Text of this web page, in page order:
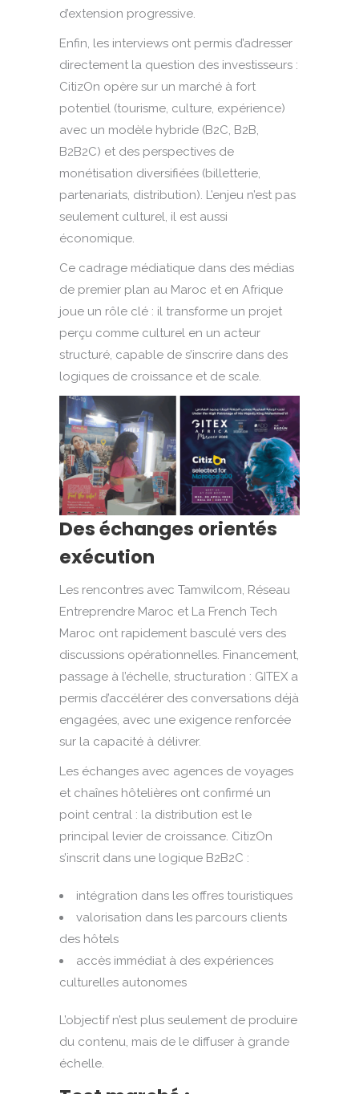
d’extension progressive.
Enfin, les interviews ont permis d’adresser
directement la question des investisseurs :
CitizOn opère sur un marché à fort
potentiel (tourisme, culture, expérience)
avec un modèle hybride (B2C, B2B,
B2B2C) et des perspectives de
monétisation diversifiées (billetterie,
partenariats, distribution). L’enjeu n’est pas
seulement culturel, il est aussi
économique.
Ce cadrage médiatique dans des médias
de premier plan au Maroc et en Afrique
joue un rôle clé : il transforme un projet
perçu comme culturel en un acteur
structuré, capable de s’inscrire dans des
logiques de croissance et de scale.
Des échanges orientés
exécution
Les rencontres avec Tamwilcom, Réseau
Entreprendre Maroc et La French Tech
Maroc ont rapidement basculé vers des
discussions opérationnelles. Financement,
passage à l’échelle, structuration : GITEX a
permis d’accélérer des conversations déjà
engagées, avec une exigence renforcée
sur la capacité à délivrer.
Les échanges avec agences de voyages
et chaînes hôtelières ont confirmé un
point central : la distribution est le
principal levier de croissance. CitizOn
s’inscrit dans une logique B2B2C :
intégration dans les offres touristiques
valorisation dans les parcours clients
des hôtels
accès immédiat à des expériences
culturelles autonomes
L’objectif n’est plus seulement de produire
du contenu, mais de le diffuser à grande
échelle.